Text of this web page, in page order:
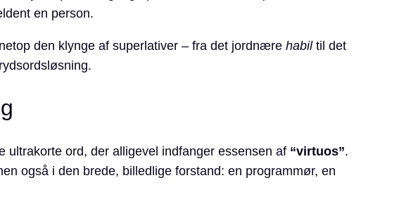
en person.
den klynge af superlativer – fra det jordnære habiltil det
ord, der alligevel indfanger essensen af “virtuos”.
også i den brede, billedlige forstand: en programmør, en